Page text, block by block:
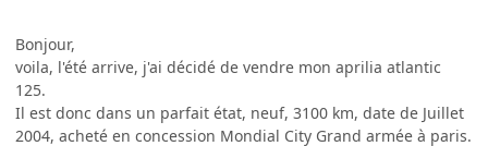
Bonjour,
voila, l'été arrive, j'ai décidé de vendre mon aprilia atlantic
125.
Il est donc dans un parfait état, neuf, 3100 km, date de Juillet
2004, acheté en concession Mondial City Grand armée à paris.